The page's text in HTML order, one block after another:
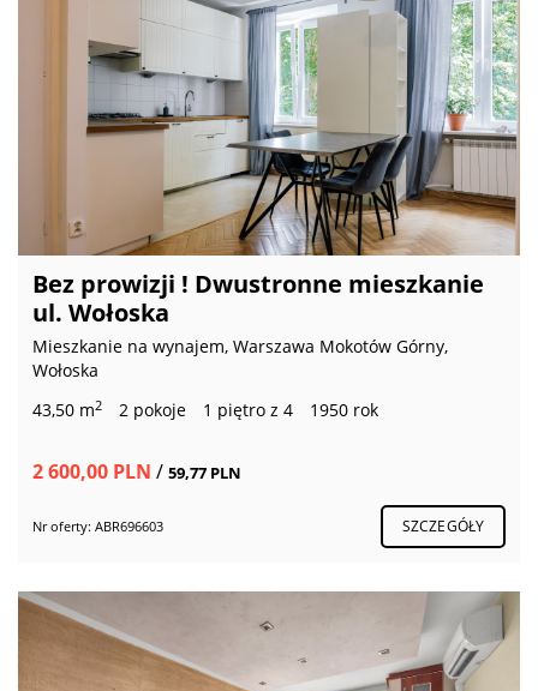
Bez prowizji ! Dwustronne mieszkanie
ul. Wołoska
Mieszkanie na wynajem, Warszawa Mokotów Górny,
Wołoska
43,50 m2 2 pokoje 1 piętro z 4 1950 rok
2 600,00 PLN / 59,77 PLN
Nr oferty: ABR696603 SZCZEGÓŁY